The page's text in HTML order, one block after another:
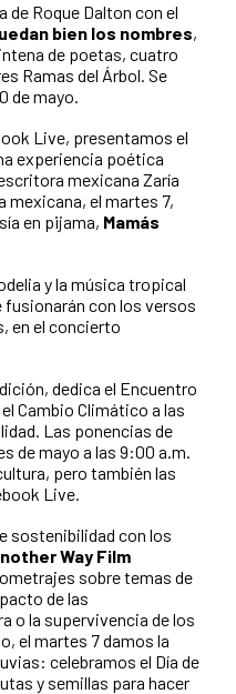
de Roque Dalton con el
bien los nombres,
de poetas, cuatro
Ramas del Árbol. Se
de mayo.
Live, presentamos el
experiencia poética
mexicana Zaría
mexicana, el martes 7,
en pijama, Mamás
y la música tropical
fusionarán con los versos
en el concierto
dedica el Encuentro
Cambio Climático a las
Las ponencias de
de mayo a las 9:00 a.m.
pero también las
Live.
sostenibilidad con los
Way Film
sobre temas de
de las
o la supervivencia de los
el martes 7 damos la
celebramos el Día de
y semillas para hacer